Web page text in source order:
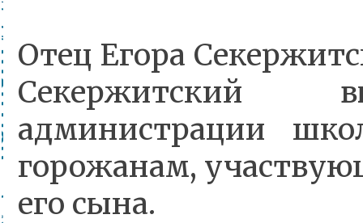
Отец Егора
Секержитский
администрации
горожанам,
его сына.